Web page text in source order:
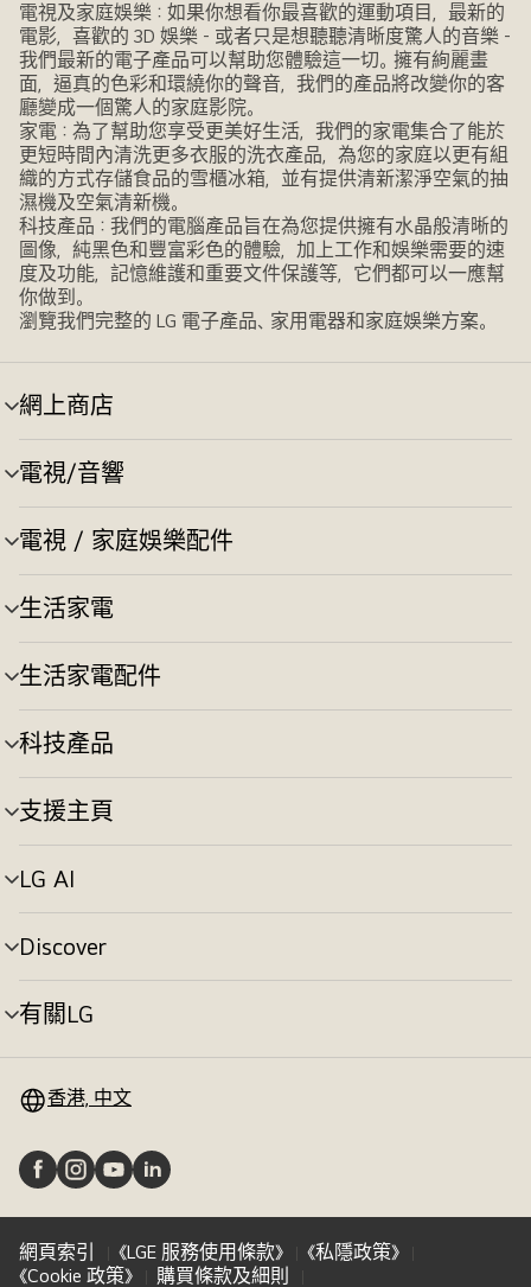
電視及家庭娛樂：如果你想看你最喜歡的運動項目，最新的
電影，喜歡的 3D 娛樂 - 或者只是想聽聽清晰度驚人的音樂 -
我們最新的電子產品可以幫助您體驗這一切。擁有絢麗畫
面，逼真的色彩和環繞你的聲音，我們的產品將改變你的客
廳變成一個驚人的家庭影院。
家電：為了幫助您享受更美好生活，我們的家電集合了能於
更短時間內清洗更多衣服的洗衣產品，為您的家庭以更有組
織的方式存儲食品的雪櫃冰箱，並有提供清新潔淨空氣的抽
濕機及空氣清新機。
科技產品：我們的電腦產品旨在為您提供擁有水晶般清晰的
圖像，純黑色和豐富彩色的體驗，加上工作和娛樂需要的速
度及功能，記憶維護和重要文件保護等，它們都可以一應幫
你做到。
瀏覽我們完整的 LG 電子產品、家用電器和家庭娛樂方案。
網上商店
選
單
切
換
電視/音響
選
單
切
換
電視 / 家庭娛樂配件
選
單
切
換
生活家電
選
單
切
換
生活家電配件
選
單
切
換
科技產品
選
單
切
換
支援主頁
選
單
切
換
LG AI
選
單
切
換
Discover
選
單
切
換
有關LG
選
換 香港, 中文
網頁索引 《LGE 服務使用條款》
《私隱政策》
《Cookie 政策》
購買條款及細則